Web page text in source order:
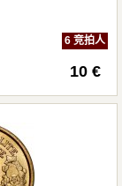
6 竞拍人
10 €